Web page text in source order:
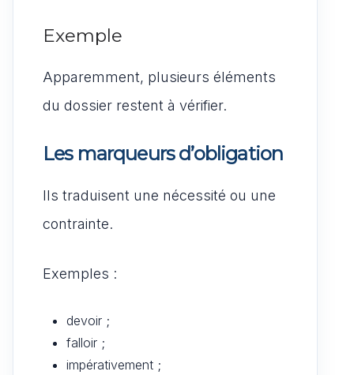
Exemple
Apparemment, plusieurs éléments
du dossier restent à vérifier.
Les marqueurs d’obligation
Ils traduisent une nécessité ou une
contrainte.
Exemples :
devoir ;
falloir ;
impérativement ;